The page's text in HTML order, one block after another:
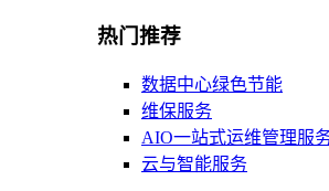
热门推荐
数据中心绿色节能
维保服务
AIO一站式运维管理服
云与智能服务